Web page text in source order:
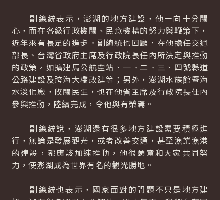
副總統表示，澎湖的地方建設，他一向十分關
心，而在各級行政機關、民意機構的努力與鞭策下，
近年來有長足的進步。副總統也回顧，在他擔任交通
部長、台灣省政府主席及行政院長任內所決定與推動
的政策，如擴建馬公航空站、一、二、三、四號縣道
公路建設及跨海大橋改建等；另外，澎湖水族館暨海
水淡化廠，攸關民生，也在他省主席及行政院長任內
參與推動，陸續完成，令他與有榮焉。
副總統說，澎湖還有很多地方建設需要積極進
行，無論是發展觀光，或者改善交通，甚至漁業漁港
的建設，都應該加速推動，他很願意和大家共同努
力，使澎湖成為世界有名的觀光勝地。
副總統也表示，國家面對的問題不只是地方建